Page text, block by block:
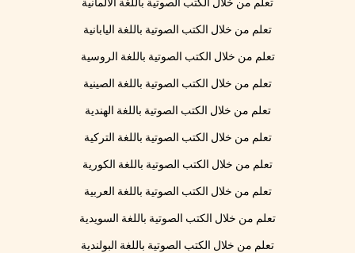
تعلم من خلال الكتب الصوتية باللغة الألمانية
تعلم من خلال الكتب الصوتية باللغة اليابانية
تعلم من خلال الكتب الصوتية باللغة الروسية
تعلم من خلال الكتب الصوتية باللغة الصينية
تعلم من خلال الكتب الصوتية باللغة الهندية
تعلم من خلال الكتب الصوتية باللغة التركية
تعلم من خلال الكتب الصوتية باللغة الكورية
تعلم من خلال الكتب الصوتية باللغة العربية
تعلم من خلال الكتب الصوتية باللغة السويدية
تعلم من خلال الكتب الصوتية باللغة البولندية